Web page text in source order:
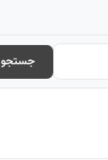
جستجو